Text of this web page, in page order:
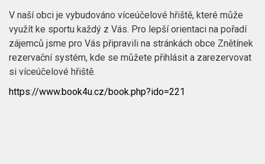
V naší obci je vybudováno víceúčelové hřiště, které může
využít ke sportu každý z Vás. Pro lepší orientaci na pořadí
zájemců jsme pro Vás připravili na stránkách obce Znětínek
rezervační systém, kde se můžete přihlásit a zarezervovat
si víceúčelové hřiště.
https://www.book4u.cz/book.php?ido=221